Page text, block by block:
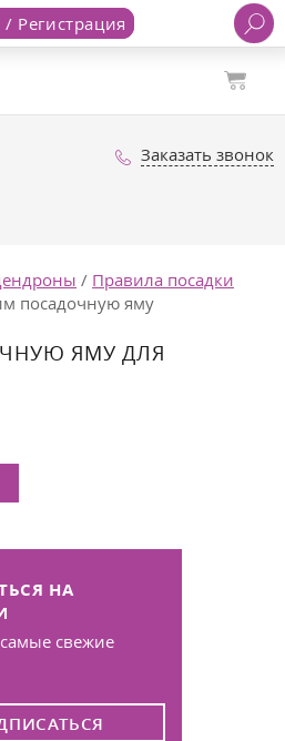
Регистрация
Заказать звонок
/ Правила посадки
посадочную яму
ЯМУ ДЛЯ
НА
свежие